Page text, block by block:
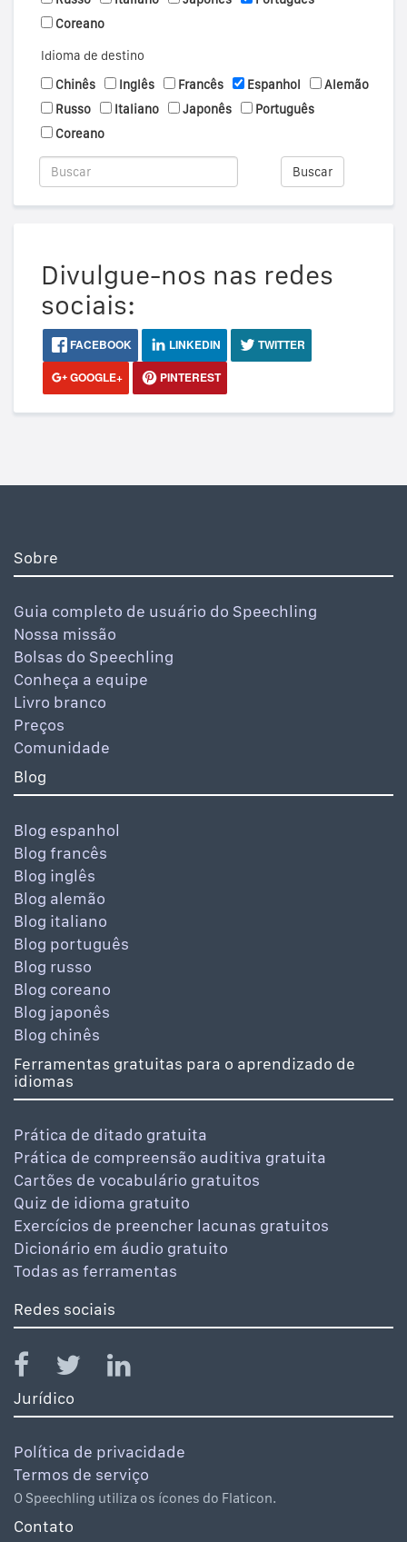
Coreano
Idioma de destino
Chinês
Inglês Francês Espanhol
Alemão
Russo
Italiano Japonês
Português
Coreano
Buscar
Divulgue-nos nas redes
sociais:
FACEBOOK LINKEDIN
TWITTER
GOOGLE+
PINTEREST
Sobre
Guia completo de usuário do Speechling
Nossa missão
Bolsas do Speechling
Conheça a equipe
Livro branco
Preços
Comunidade
Blog
Blog espanhol
Blog francês
Blog inglês
Blog alemão
Blog italiano
Blog português
Blog russo
Blog coreano
Blog japonês
Blog chinês
Ferramentas gratuitas para o aprendizado de
idiomas
Prática de ditado gratuita
Prática de compreensão auditiva gratuita
Cartões de vocabulário gratuitos
Quiz de idioma gratuito
Exercícios de preencher lacunas gratuitos
Dicionário em áudio gratuito
Todas as ferramentas
Redes sociais
Jurídico
Política de privacidade
Termos de serviço
O Speechling utiliza os ícones do Flaticon.
Contato